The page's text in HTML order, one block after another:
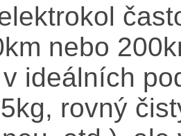
nebo
ideálních
rovný